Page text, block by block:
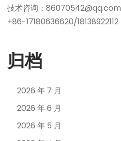
技术咨询：86070542@qq.com
+86-17180636620/18138922112
归档
2026 年 7 月
2026 年 6 月
2026 年 5 月